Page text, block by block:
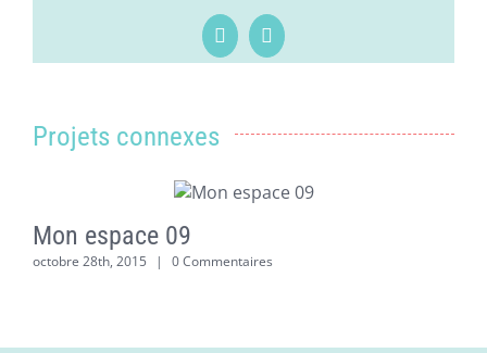
FacebookLinkedIn
Projets connexes
Mon espace 09
octobre 28th, 2015 | 0 Commentaires